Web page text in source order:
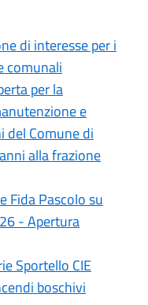
di interesse per i
comunali
per la
e
del Comune di
alla frazione
Fida Pascolo su
- Apertura
Sportello CIE
boschivi